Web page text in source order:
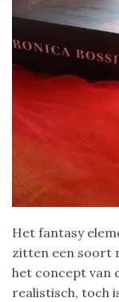
Het fantasy
zitten een soort
het concept van
realistisch, toch